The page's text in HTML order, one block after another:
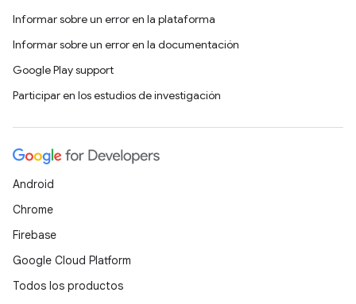
Informar sobre un error en la plataforma
Informar sobre un error en la documentación
Google Play support
Participar en los estudios de investigación
Android
Chrome
Firebase
Google Cloud Platform
Todos los productos